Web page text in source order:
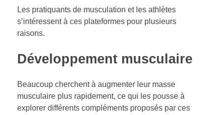
Les pratiquants de musculation et les athlètes
s’intéressent à ces plateformes pour plusieurs
raisons.
Développement musculaire
Beaucoup cherchent à augmenter leur masse
musculaire plus rapidement, ce qui les pousse à
explorer différents compléments proposés par ces